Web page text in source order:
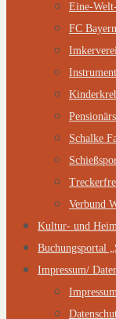
Eine-
FC
Schalke
Verbund
Kultur- und
Buchungsportal
Impressum/